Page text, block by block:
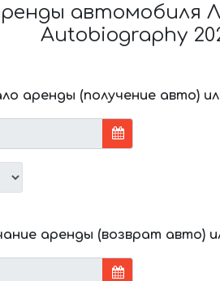
автомобиля
Autobiography
аренды (получение авто)
аренды (возврат авто)